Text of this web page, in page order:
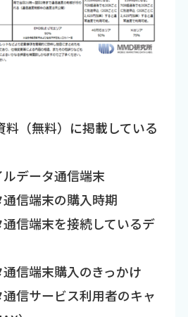
（無料）に掲載している
ルデータ通信端末
通信端末の購入時期
通信端末を接続しているデ
通信端末購入のきっかけ
通信サービス利用者のキャ